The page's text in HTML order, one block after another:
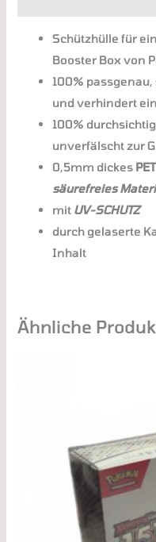
Schützhülle für
Booster Box von
100%
und verhindert
100%
unverfälscht zur
0,5mm dickes PET
säurefreies
mit UV-SCHUTZ
durch gelaserte
Inhalt
Ähnliche